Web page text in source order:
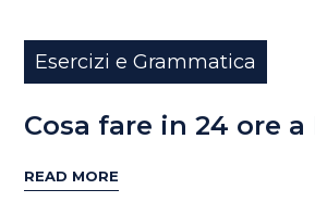
Esercizi e Grammatica
Cosa fare in 24 ore a
READ MORE